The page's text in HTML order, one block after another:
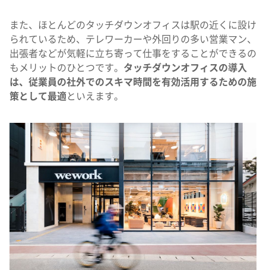
また、ほとんどのタッチダウンオフィスは駅の近くに設け
られているため、テレワーカーや外回りの多い営業マン、
出張者などが気軽に立ち寄って仕事をすることができるの
もメリットのひとつです。 タッチダウンオフィスの導入
は、従業員の社外でのスキマ時間を有効活用するための施
策として最適といえます。